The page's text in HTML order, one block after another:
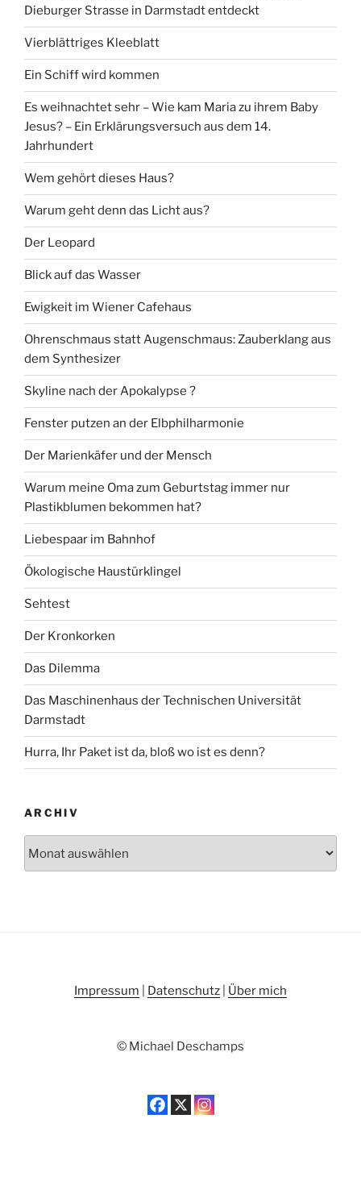
Dieburger Strasse in Darmstadt entdeckt
Vierblättriges Kleeblatt
Ein Schiff wird kommen
Es weihnachtet sehr – Wie kam Maria zu ihrem Baby
Jesus? – Ein Erklärungsversuch aus dem 14.
Jahrhundert
Wem gehört dieses Haus?
Warum geht denn das Licht aus?
Der Leopard
Blick auf das Wasser
Ewigkeit im Wiener Cafehaus
Ohrenschmaus statt Augenschmaus: Zauberklang aus
dem Synthesizer
Skyline nach der Apokalypse ?
Fenster putzen an der Elbphilharmonie
Der Marienkäfer und der Mensch
Warum meine Oma zum Geburtstag immer nur
Plastikblumen bekommen hat?
Liebespaar im Bahnhof
Ökologische Haustürklingel
Sehtest
Der Kronkorken
Das Dilemma
Das Maschinenhaus der Technischen Universität
Darmstadt
Hurra, Ihr Paket ist da, bloß wo ist es denn?
ARCHIV
Impressum Datenschutz Über mich
© Michael Deschamps